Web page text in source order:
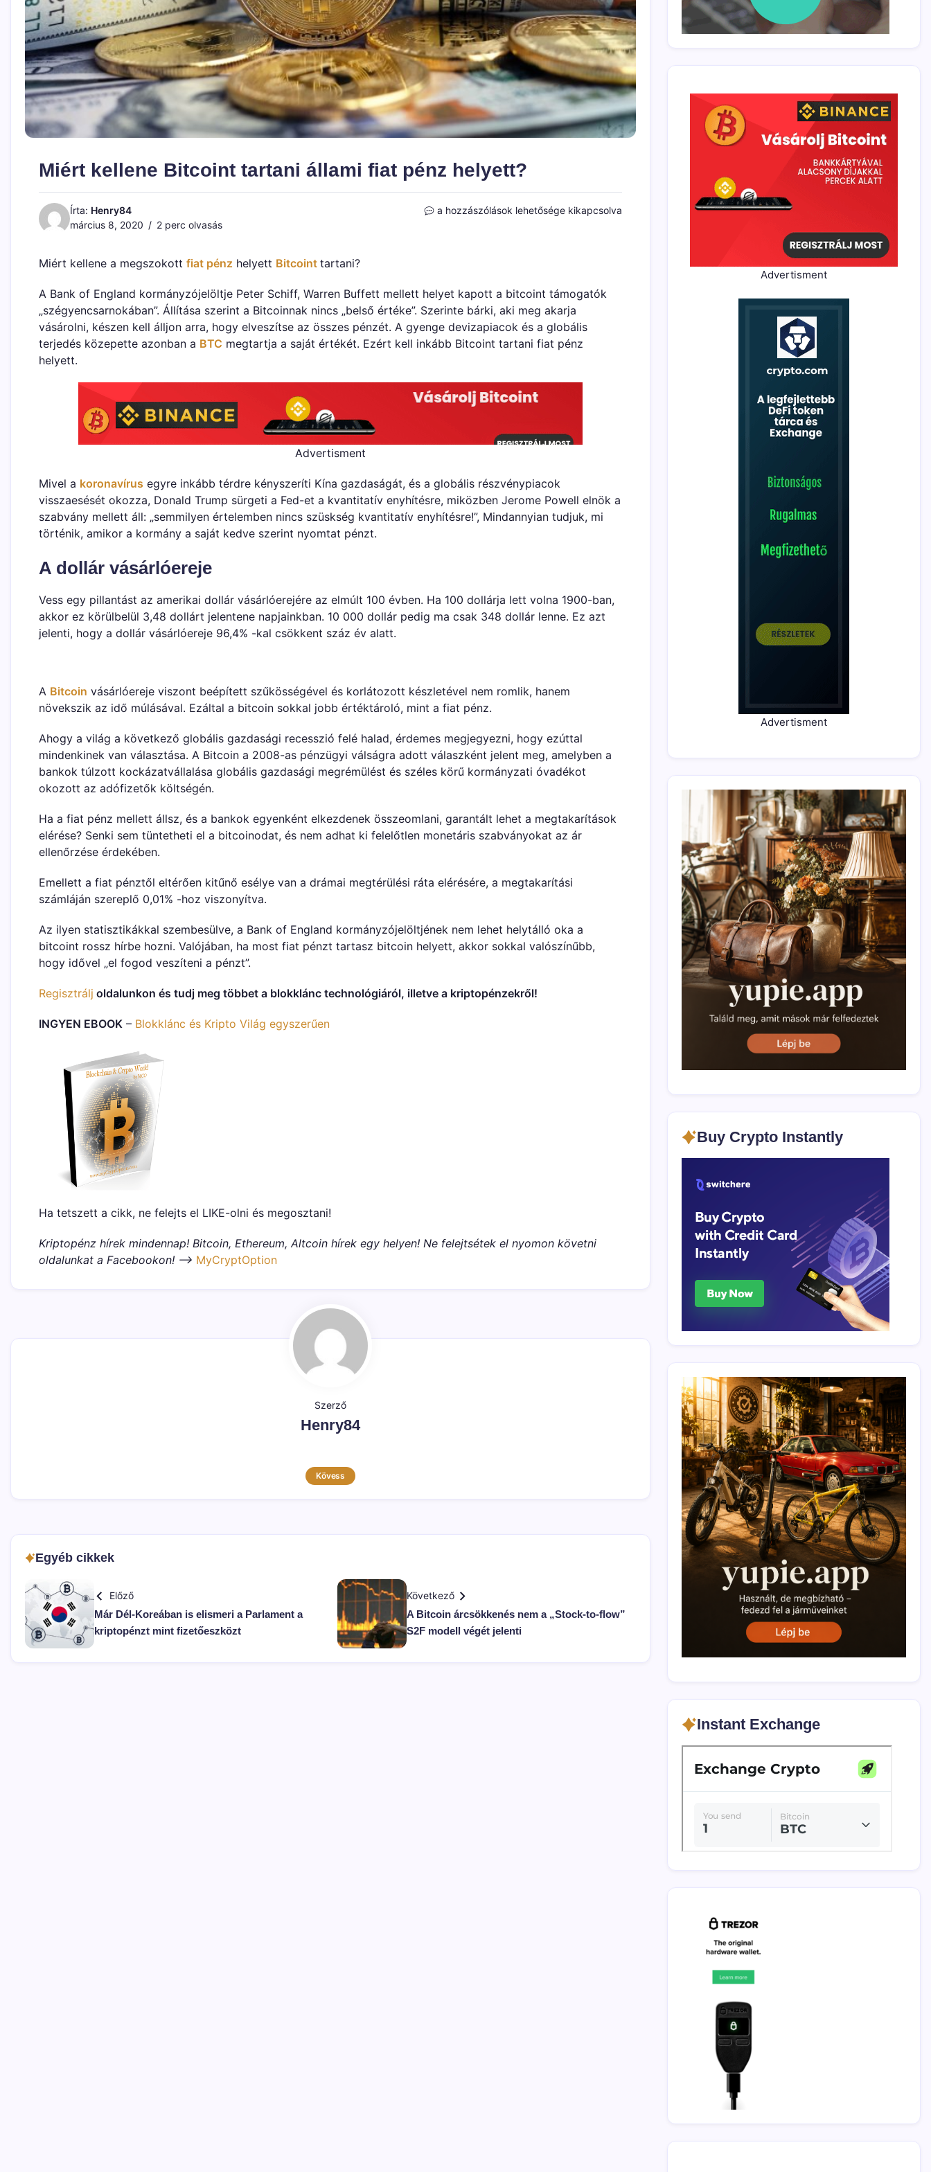
Miért kellene Bitcoint tartani állami fiat pénz helyett?
Írta: Henry84
március 8, 2020
2 perc olvasás
Miért
pénz
helyett?
bejegyzéshez
a hozzászólások lehetősége kikapcsolva
Miért kellene a megszokott fiat pénz helyett Bitcoint tartani?
A Bank of England kormányzójelöltje Peter Schiff, Warren Buffett mellett helyet kapott a bitcoint támogatók
„szégyencsarnokában”. Állítása szerint a Bitcoinnak nincs „belső értéke”. Szerinte bárki, aki meg akarja
vásárolni, készen kell álljon arra, hogy elveszítse az összes pénzét. A gyenge devizapiacok és a globális
terjedés közepette azonban a BTC megtartja a saját értékét. Ezért kell inkább Bitcoint tartani fiat pénz
helyett.
Advertisment
Mivel a koronavírus egyre inkább térdre kényszeríti Kína gazdaságát, és a globális részvénypiacok
visszaesését okozza, Donald Trump sürgeti a Fed-et a kvantitatív enyhítésre, miközben Jerome Powell elnök a
szabvány mellett áll: „semmilyen értelemben nincs szüskség kvantitatív enyhítésre!”, Mindannyian tudjuk, mi
történik, amikor a kormány a saját kedve szerint nyomtat pénzt.
A dollár vásárlóereje
Vess egy pillantást az amerikai dollár vásárlóerejére az elmúlt 100 évben. Ha 100 dollárja lett volna 1900-ban,
akkor ez körülbelül 3,48 dollárt jelentene napjainkban. 10 000 dollár pedig ma csak 348 dollár lenne. Ez azt
jelenti, hogy a dollár vásárlóereje 96,4% -kal csökkent száz év alatt.
A Bitcoin vásárlóereje viszont beépített szűkösségével és korlátozott készletével nem romlik, hanem
növekszik az idő múlásával. Ezáltal a bitcoin sokkal jobb értéktároló, mint a fiat pénz.
Ahogy a világ a következő globális gazdasági recesszió felé halad, érdemes megjegyezni, hogy ezúttal
mindenkinek van választása. A Bitcoin a 2008-as pénzügyi válságra adott válaszként jelent meg, amelyben a
bankok túlzott kockázatvállalása globális gazdasági megrémülést és széles körű kormányzati óvadékot
okozott az adófizetők költségén.
Ha a fiat pénz mellett állsz, és a bankok egyenként elkezdenek összeomlani, garantált lehet a megtakarítások
elérése? Senki sem tüntetheti el a bitcoinodat, és nem adhat ki felelőtlen monetáris szabványokat az ár
ellenőrzése érdekében.
Emellett a fiat pénztől eltérően kitűnő esélye van a drámai megtérülési ráta elérésére, a megtakarítási
számláján szereplő 0,01% -hoz viszonyítva.
Az ilyen statisztikákkal szembesülve, a Bank of England kormányzójelöltjének nem lehet helytálló oka a
bitcoint rossz hírbe hozni. Valójában, ha most fiat pénzt tartasz bitcoin helyett, akkor sokkal valószínűbb,
hogy idővel „el fogod veszíteni a pénzt”.
Regisztrálj oldalunkon és tudj meg többet a blokklánc technológiáról, illetve a kriptopénzekről!
INGYEN EBOOK – Blokklánc és Kripto Világ egyszerűen
Ha tetszett a cikk, ne felejts el LIKE-olni és megosztani!
Kriptopénz hírek mindennap! Bitcoin, Ethereum, Altcoin hírek egy helyen! Ne felejtsétek el nyomon követni
oldalunkat a Facebookon! –> MyCryptOption
Szerző
Henry84
Kövess
Egyéb cikkek
Előző
Már Dél-Koreában is elismeri a Parlament a
kriptopénzt mint fizetőeszközt
Következő
A Bitcoin árcsökkenés nem a „Stock-to-flow”
S2F modell végét jelenti
Advertisment
Advertisment
Buy Crypto Instantly
Instant Exchange